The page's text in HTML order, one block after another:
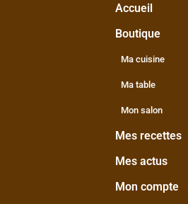
Accueil
Boutique
Ma cuisine
Ma table
Mon salon
Mes recettes
Mes actus
Mon compte